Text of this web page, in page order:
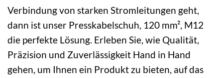
Verbindung von starken Stromleitungen geht,
dann ist unser Presskabelschuh, 120 mm², M12
die perfekte Lösung. Erleben Sie, wie Qualität,
Präzision und Zuverlässigkeit Hand in Hand
gehen, um Ihnen ein Produkt zu bieten, auf das